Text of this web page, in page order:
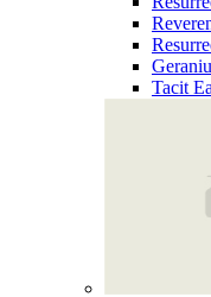
Tacit